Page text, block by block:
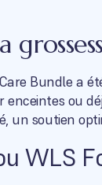
Bundle a
ou
un soutien
WLS